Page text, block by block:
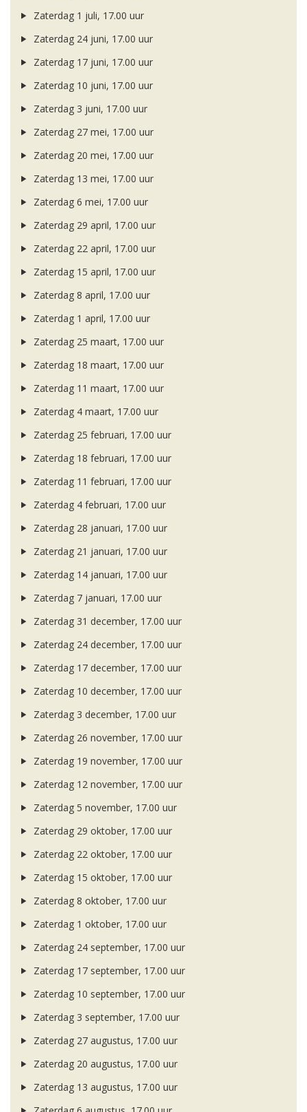
Zaterdag 1 juli, 17.00 uur
Zaterdag 24 juni, 17.00 uur
Zaterdag 17 juni, 17.00 uur
Zaterdag 10 juni, 17.00 uur
Zaterdag 3 juni, 17.00 uur
Zaterdag 27 mei, 17.00 uur
Zaterdag 20 mei, 17.00 uur
Zaterdag 13 mei, 17.00 uur
Zaterdag 6 mei, 17.00 uur
Zaterdag 29 april, 17.00 uur
Zaterdag 22 april, 17.00 uur
Zaterdag 15 april, 17.00 uur
Zaterdag 8 april, 17.00 uur
Zaterdag 1 april, 17.00 uur
Zaterdag 25 maart, 17.00 uur
Zaterdag 18 maart, 17.00 uur
Zaterdag 11 maart, 17.00 uur
Zaterdag 4 maart, 17.00 uur
Zaterdag 25 februari, 17.00 uur
Zaterdag 18 februari, 17.00 uur
Zaterdag 11 februari, 17.00 uur
Zaterdag 4 februari, 17.00 uur
Zaterdag 28 januari, 17.00 uur
Zaterdag 21 januari, 17.00 uur
Zaterdag 14 januari, 17.00 uur
Zaterdag 7 januari, 17.00 uur
Zaterdag 31 december, 17.00 uur
Zaterdag 24 december, 17.00 uur
Zaterdag 17 december, 17.00 uur
Zaterdag 10 december, 17.00 uur
Zaterdag 3 december, 17.00 uur
Zaterdag 26 november, 17.00 uur
Zaterdag 19 november, 17.00 uur
Zaterdag 12 november, 17.00 uur
Zaterdag 5 november, 17.00 uur
Zaterdag 29 oktober, 17.00 uur
Zaterdag 22 oktober, 17.00 uur
Zaterdag 15 oktober, 17.00 uur
Zaterdag 8 oktober, 17.00 uur
Zaterdag 1 oktober, 17.00 uur
Zaterdag 24 september, 17.00 uur
Zaterdag 17 september, 17.00 uur
Zaterdag 10 september, 17.00 uur
Zaterdag 3 september, 17.00 uur
Zaterdag 27 augustus, 17.00 uur
Zaterdag 20 augustus, 17.00 uur
Zaterdag 13 augustus, 17.00 uur